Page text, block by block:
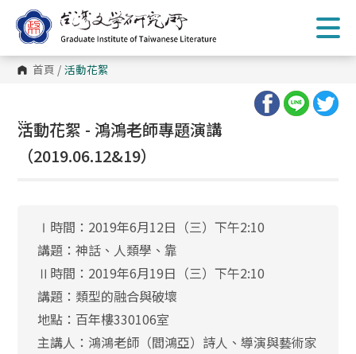
到
主
內
容 首頁 / 活動花絮
:::
活動花絮 - 鴻鴻老師專題演講
（2019.06.12&19）
Ⅰ時間：2019年6月12日（三）下午2:10
講題：神話、人類學、靠
Ⅱ時間：2019年6月19日（三）下午2:10
講題：類型的融合與破壞
地點：百年樓330106室
主講人：鴻鴻老師（閻鴻亞）詩人、導演與藝術家